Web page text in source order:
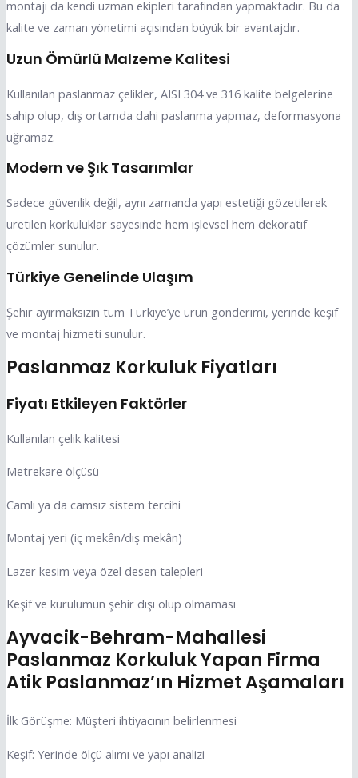
montajı da kendi uzman ekipleri tarafından yapmaktadır. Bu da
kalite ve zaman yönetimi açısından büyük bir avantajdır.
Uzun Ömürlü Malzeme Kalitesi
Kullanılan paslanmaz çelikler, AISI 304 ve 316 kalite belgelerine
sahip olup, dış ortamda dahi paslanma yapmaz, deformasyona
uğramaz.
Modern ve Şık Tasarımlar
Sadece güvenlik değil, aynı zamanda yapı estetiği gözetilerek
üretilen korkuluklar sayesinde hem işlevsel hem dekoratif
çözümler sunulur.
Türkiye Genelinde Ulaşım
Şehir ayırmaksızın tüm Türkiye’ye ürün gönderimi, yerinde keşif
ve montaj hizmeti sunulur.
Paslanmaz Korkuluk Fiyatları
Fiyatı Etkileyen Faktörler
Kullanılan çelik kalitesi
Metrekare ölçüsü
Camlı ya da camsız sistem tercihi
Montaj yeri (iç mekân/dış mekân)
Lazer kesim veya özel desen talepleri
Keşif ve kurulumun şehir dışı olup olmaması
Ayvacik-Behram-Mahallesi
Paslanmaz Korkuluk Yapan Firma
Atik Paslanmaz’ın Hizmet Aşamaları
İlk Görüşme: Müşteri ihtiyacının belirlenmesi
Keşif: Yerinde ölçü alımı ve yapı analizi